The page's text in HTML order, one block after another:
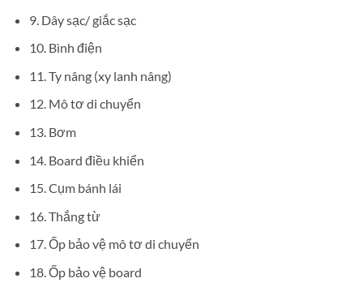
9. Dây sạc/ giắc sạc
10. Bình điện
11. Ty nâng (xy lanh nâng)
12. Mô tơ di chuyển
13. Bơm
14. Board điều khiển
15. Cụm bánh lái
16. Thắng từ
17. Ốp bảo vệ mô tơ di chuyển
18. Ốp bảo vệ board